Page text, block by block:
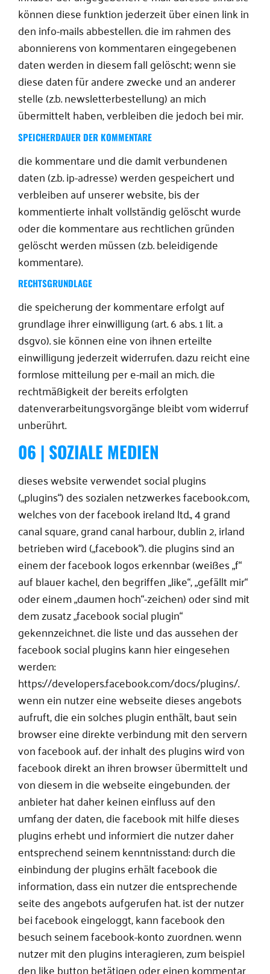
können diese funktion jederzeit über einen link in
den info-mails abbestellen. die im rahmen des
abonnierens von kommentaren eingegebenen
daten werden in diesem fall gelöscht; wenn sie
diese daten für andere zwecke und an anderer
stelle (z.b. newsletterbestellung) an mich
übermittelt haben, verbleiben die jedoch bei mir.
SPEICHERDAUER DER KOMMENTARE
die kommentare und die damit verbundenen
daten (z.b. ip-adresse) werden gespeichert und
verbleiben auf unserer website, bis der
kommentierte inhalt vollständig gelöscht wurde
oder die kommentare aus rechtlichen gründen
gelöscht werden müssen (z.b. beleidigende
kommentare).
RECHTSGRUNDLAGE
die speicherung der kommentare erfolgt auf
grundlage ihrer einwilligung (art. 6 abs. 1 lit. a
dsgvo). sie können eine von ihnen erteilte
einwilligung jederzeit widerrufen. dazu reicht eine
formlose mitteilung per e-mail an mich. die
rechtmäßigkeit der bereits erfolgten
datenverarbeitungsvorgänge bleibt vom widerruf
unberührt.
06 | SOZIALE MEDIEN
dieses website verwendet social plugins
(„plugins“) des sozialen netzwerkes facebook.com,
welches von der facebook ireland ltd., 4 grand
canal square, grand canal harbour, dublin 2, irland
betrieben wird („facebook“). die plugins sind an
einem der facebook logos erkennbar (weißes „f“
auf blauer kachel, den begriffen „like“, „gefällt mir“
oder einem „daumen hoch“-zeichen) oder sind mit
dem zusatz „facebook social plugin“
gekennzeichnet. die liste und das aussehen der
facebook social plugins kann hier eingesehen
werden:
https://developers.facebook.com/docs/plugins/.
wenn ein nutzer eine webseite dieses angebots
aufruft, die ein solches plugin enthält, baut sein
browser eine direkte verbindung mit den servern
von facebook auf. der inhalt des plugins wird von
facebook direkt an ihren browser übermittelt und
von diesem in die webseite eingebunden. der
anbieter hat daher keinen einfluss auf den
umfang der daten, die facebook mit hilfe dieses
plugins erhebt und informiert die nutzer daher
entsprechend seinem kenntnisstand: durch die
einbindung der plugins erhält facebook die
information, dass ein nutzer die entsprechende
seite des angebots aufgerufen hat. ist der nutzer
bei facebook eingeloggt, kann facebook den
besuch seinem facebook-konto zuordnen. wenn
nutzer mit den plugins interagieren, zum beispiel
den like button betätigen oder einen kommentar